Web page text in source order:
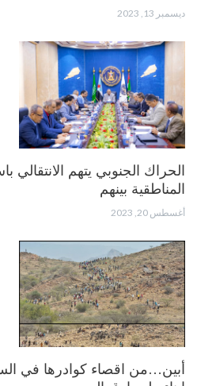
ديسمبر 13, 2023
الحراك الجنوبي يتهم الانتقالي
المناطقية بينهم
أغسطس 20, 2023
أبين…من اقصاء كوادرها في